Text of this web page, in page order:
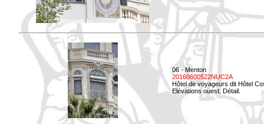
06 - Menton
20160600522NUC2A
Hôtel de voyageurs dit Hôtel
Elévations ouest. Détail.